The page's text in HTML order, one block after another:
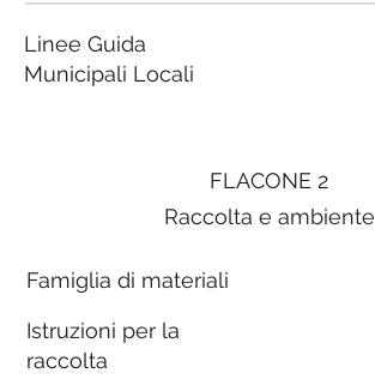
FLACONE 2
Raccolta e ambiente
Famiglia di materiali
Istruzioni per la
raccolta
Linee Guida
Municipali Locali